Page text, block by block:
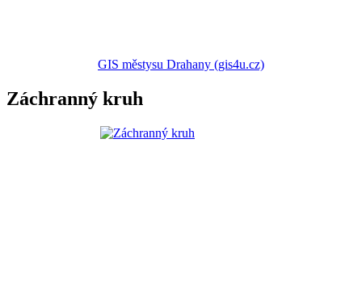
GIS městysu Drahany (gis4u.cz)
Záchranný kruh